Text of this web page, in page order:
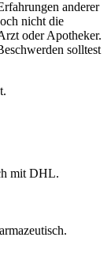
anderer
nicht die
oder Apotheker.
solltest
mit DHL.